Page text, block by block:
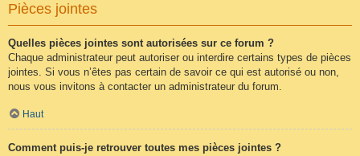
Pièces jointes
Quelles pièces jointes sont autorisées sur ce forum ?
Chaque administrateur peut autoriser ou interdire certains types de pièces
jointes. Si vous n’êtes pas certain de savoir ce qui est autorisé ou non,
nous vous invitons à contacter un administrateur du forum.
Haut
Comment puis-je retrouver toutes mes pièces jointes ?